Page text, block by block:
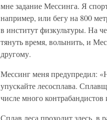
мне задание Мессинга. Я
например, или бегу на 800
в институт физкультуры. На
тянуть время, волынить, и
другому.
Мессинг меня предупредил:
упускайте лесосплава.
числе много контрабандистов
Сплав леса проходит здесь,